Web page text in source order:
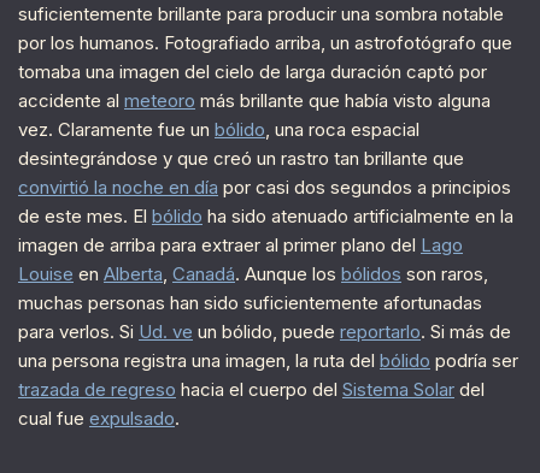
suficientemente brillante para producir una sombra notable
por los humanos. Fotografiado arriba, un astrofotógrafo que
tomaba una imagen del cielo de larga duración captó por
accidente al meteoro más brillante que había visto alguna
vez. Claramente fue un bólido, una roca espacial
desintegrándose y que creó un rastro tan brillante que
convirtió la noche en día por casi dos segundos a principios
de este mes. El bólido ha sido atenuado artificialmente en la
imagen de arriba para extraer al primer plano del Lago
Louise en Alberta, Canadá. Aunque los bólidos son raros,
muchas personas han sido suficientemente afortunadas
para verlos. Si Ud. ve un bólido, puede reportarlo. Si más de
una persona registra una imagen, la ruta del bólido podría ser
trazada de regreso hacia el cuerpo del Sistema Solar del
cual fue expulsado.